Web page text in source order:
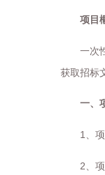
项目
一次
获取招标
一、
1 、
2 、